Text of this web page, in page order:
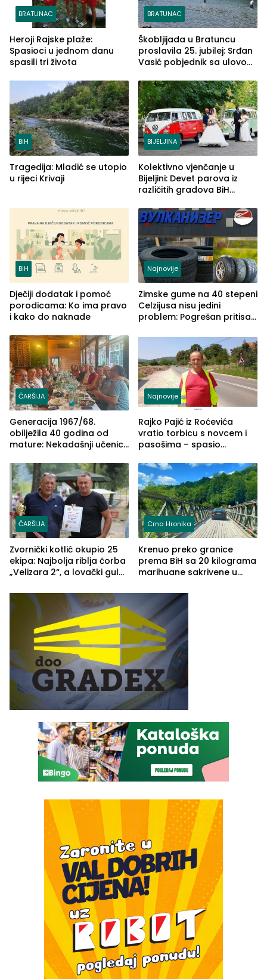
BRATUNAC
Heroji Rajske plaže:
Spasioci u jednom danu
spasili tri života
BRATUNAC
Škobljijada u Bratuncu
proslavila 25. jubilej: Srđan
Vasić pobjednik sa ulovom
BiH
Tragedija: Mladić se utopio
u rijeci Krivaji
BIJELJINA
Kolektivno vjenčanje u
Bijeljini: Devet parova iz
različitih gradova BiH
BiH
Dječiji dodatak i pomoć
porodicama: Ko ima pravo
i kako do naknade
Najnovije
Zimske gume na 40 stepeni
Celzijusa nisu jedini
problem: Pogrešan pritisak
ČARŠIJA
Generacija 1967/68.
obilježila 40 godina od
mature: Nekadašnji učenici
(FOTO)
Najnovije
Rajko Pajić iz Roćevića
vratio torbicu s novcem i
pasošima – spasio
Grčkoj
ČARŠIJA
Zvornički kotlić okupio 25
ekipa: Najbolja riblja čorba
„Velizara 2“, a lovački gulaš
Crna Hronika
Krenuo preko granice
prema BiH sa 20 kilograma
marihuane sakrivene u